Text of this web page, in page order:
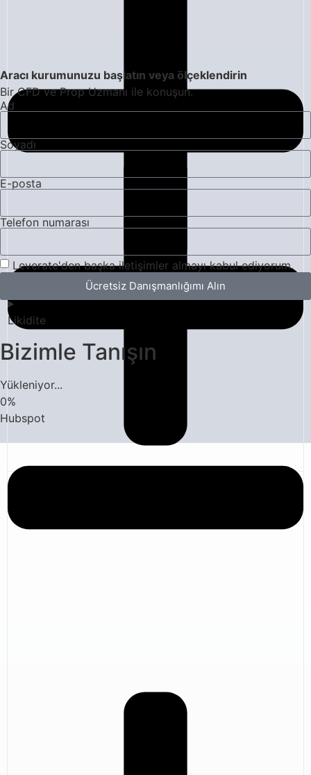
Likidite
Aracı kurumunuzu başlatın veya ölçeklendirin
Bir CFD ve Prop Uzmanı ile konuşun.
Ad
Soyadı
E-posta
Telefon numarası
Leverate'den başka iletişimler almayı kabul ediyorum.
Ücretsiz Danışmanlığımı Alın
Bizimle Tanışın
Yükleniyor...
0%
Hubspot